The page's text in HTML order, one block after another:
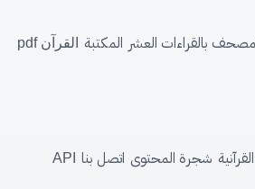
بالقراءات العشر المكتبة القرآن pdf
شجرة المحتوى اتصل بنا
API